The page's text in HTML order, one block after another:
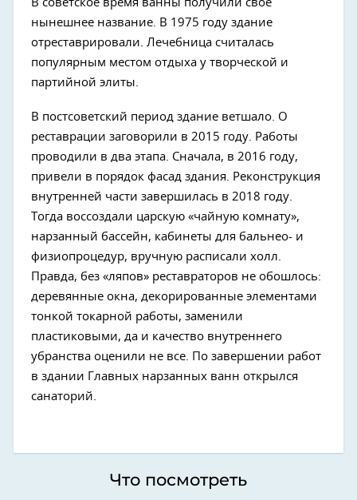
В советское время ванны получили свое
нынешнее название. В 1975 году здание
отреставрировали. Лечебница считалась
популярным местом отдыха у творческой и
партийной элиты.
В постсоветский период здание ветшало. О
реставрации заговорили в 2015 году. Работы
проводили в два этапа. Сначала, в 2016 году,
привели в порядок фасад здания. Реконструкция
внутренней части завершилась в 2018 году.
Тогда воссоздали царскую «чайную комнату»,
нарзанный бассейн, кабинеты для бальнео- и
физиопроцедур, вручную расписали холл.
Правда, без «ляпов» реставраторов не обошлось:
деревянные окна, декорированные элементами
тонкой токарной работы, заменили
пластиковыми, да и качество внутреннего
убранства оценили не все. По завершении работ
в здании Главных нарзанных ванн открылся
санаторий.
Что посмотреть